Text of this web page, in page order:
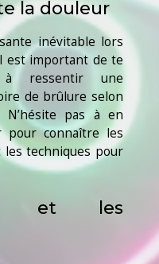
la douleur
inévitable lors
est important de te
à ressentir une
de brûlure selon
pas à en
pour connaître les
techniques pour
et les